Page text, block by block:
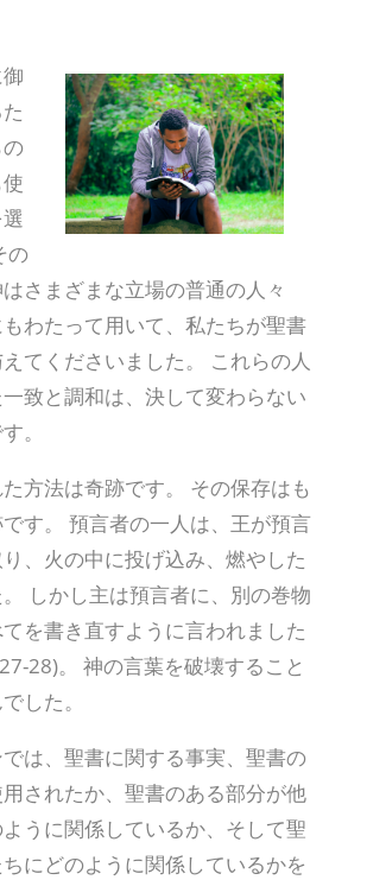
の
さまざまな立場の普通の人々
わたって用いて、私たちが聖書
てくださいました。 これらの人
致と調和は、決して変わらない
。
方法は奇跡です。 その保存はも
す。 預言者の一人は、王が預言
、火の中に投げ込み、燃やした
しかし主は預言者に、別の巻物
を書き直すように言われました
28)。 神の言葉を破壊すること
した。
は、聖書に関する事実、聖書の
されたか、聖書のある部分が他
うに関係しているか、そして聖
にどのように関係しているかを